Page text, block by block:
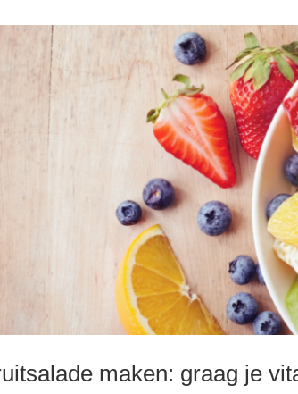
maken: graag je